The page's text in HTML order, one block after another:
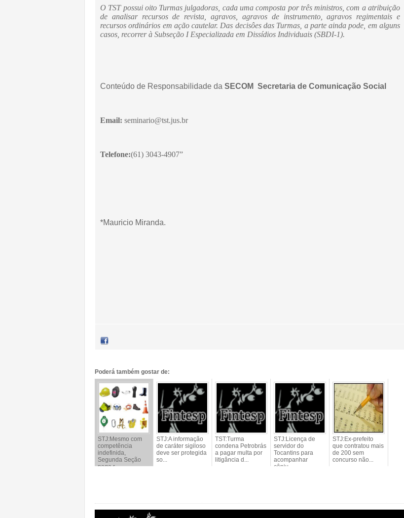
O TST possui oito Turmas julgadoras, cada uma composta por três ministros, com a atribuição
de analisar recursos de revista, agravos, agravos de instrumento, agravos regimentais e
recursos ordinários em ação cautelar. Das decisôes das Turmas, a parte ainda pode, em alguns
casos, recorrer à Subseção I Especializada em Dissídios Individuais (SBDI-1).
Conteúdo de Responsabilidade da SECOM Secretaria de Comunicação Social
Email: seminario@tst.jus.br
Telefone:(61) 3043-4907”
*Mauricio Miranda.
Poderá também gostar de:
STJ:Mesmo com
competência
indefinida,
Segunda Seção
nega r...
STJ:A informação
de caráter sigiloso
deve ser protegida
so...
TST:Turma
condena Petrobrás
a pagar multa por
litigância d...
STJ:Licença de
servidor do
Tocantins para
acompanhar
cônju...
STJ:Ex-prefeito
que contratou mais
de 200 sem
concurso não...